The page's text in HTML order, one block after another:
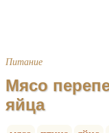
Питание
Мясо
яйца